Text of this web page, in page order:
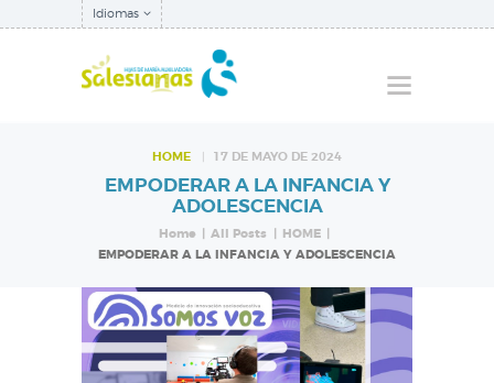
Idiomas
HOME 17 DE MAYO DE 2024
EMPODERAR A LA INFANCIA Y
ADOLESCENCIA
Home All Posts
HOME
EMPODERAR A LA INFANCIA Y ADOLESCENCIA
QUIÉNES SOMOS
NUESTRA
INSPECTORÍA
QUÉ HACEMOS
NOTICIAS